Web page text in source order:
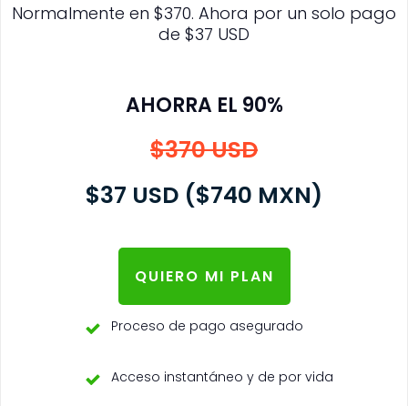
Normalmente en $370. Ahora por un solo pago
de $37 USD
AHORRA EL 90%
$370 USD
$37 USD ($740 MXN)
QUIERO MI PLAN
Proceso de pago asegurado
Acceso instantáneo y de por vida